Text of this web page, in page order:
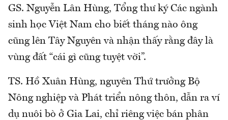
GS. Nguyễn Lân Hùng, Tổng thư ký Các ngành
sinh học Việt Nam cho biết tháng nào ông
cũng lên Tây Nguyên và nhận thấy rằng đây là
vùng đất “cái gì cũng tuyệt vời”.
TS. Hồ Xuân Hùng, nguyên Thứ trưởng Bộ
Nông nghiệp và Phát triển nông thôn, dẫn ra ví
dụ nuôi bò ở Gia Lai, chỉ riêng việc bán phân